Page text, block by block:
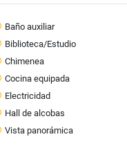
Baño auxiliar
Biblioteca/Estudio
Chimenea
Cocina equipada
Electricidad
Hall de alcobas
Vista panorámica